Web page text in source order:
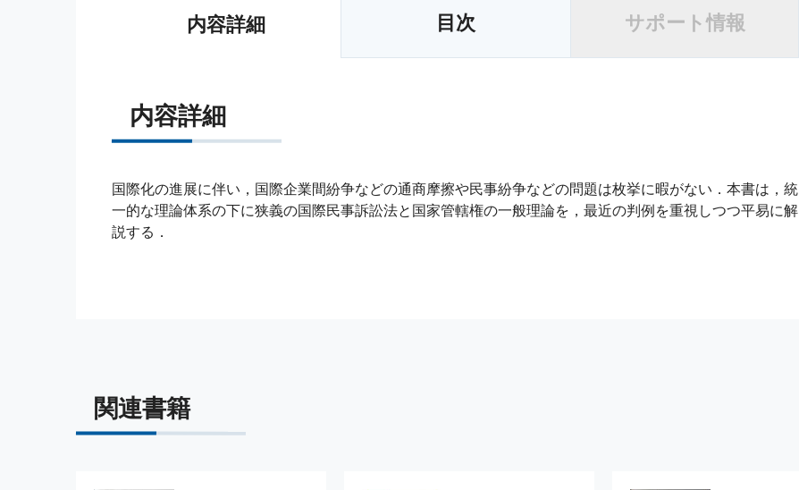
内容詳細 目次 サポート情報
内容詳細
国際化の進展に伴い，国際企業間紛争などの通商摩擦や民事紛争などの問題は枚挙に暇がない．本書は，統
一的な理論体系の下に狭義の国際民事訴訟法と国家管轄権の一般理論を，最近の判例を重視しつつ平易に解
説する．
関連書籍